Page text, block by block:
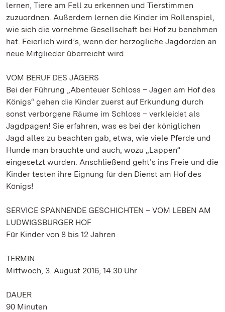
lernen, Tiere am Fell zu erkennen und Tierstimmen
zuzuordnen. Außerdem lernen die Kinder im Rollenspiel,
wie sich die vornehme Gesellschaft bei Hof zu benehmen
hat. Feierlich wird’s, wenn der herzogliche Jagdorden an
neue Mitglieder überreicht wird.
VOM BERUF DES JÄGERS
Bei der Führung „Abenteuer Schloss – Jagen am Hof des
Königs“ gehen die Kinder zuerst auf Erkundung durch
sonst verborgene Räume im Schloss – verkleidet als
Jagdpagen! Sie erfahren, was es bei der königlichen
Jagd alles zu beachten gab, etwa, wie viele Pferde und
Hunde man brauchte und auch, wozu „Lappen“
eingesetzt wurden. Anschließend geht’s ins Freie und die
Kinder testen ihre Eignung für den Dienst am Hof des
Königs!
SERVICE SPANNENDE GESCHICHTEN – VOM LEBEN AM
LUDWIGSBURGER HOF
Für Kinder von 8 bis 12 Jahren
TERMIN
Mittwoch, 3. August 2016, 14.30 Uhr
DAUER
90 Minuten